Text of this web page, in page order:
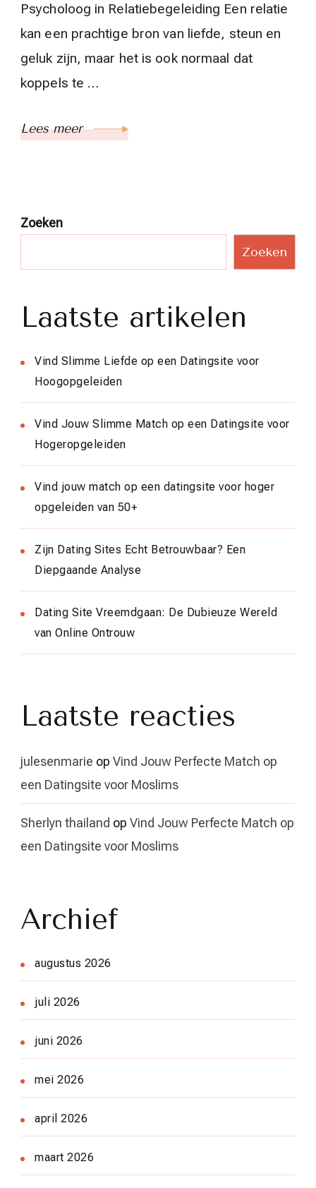
Psycholoog in Relatiebegeleiding Een relatie
kan een prachtige bron van liefde, steun en
geluk zijn, maar het is ook normaal dat
koppels te …
Lees meer
Zoeken
Zoeken
Laatste artikelen
Vind Slimme Liefde op een Datingsite voor
Hoogopgeleiden
Vind Jouw Slimme Match op een Datingsite voor
Hogeropgeleiden
Vind jouw match op een datingsite voor hoger
opgeleiden van 50+
Zijn Dating Sites Echt Betrouwbaar? Een
Diepgaande Analyse
Dating Site Vreemdgaan: De Dubieuze Wereld
van Online Ontrouw
Laatste reacties
julesenmarie op Vind Jouw Perfecte Match op
een Datingsite voor Moslims
Sherlyn thailand op Vind Jouw Perfecte Match op
een Datingsite voor Moslims
Archief
augustus 2026
juli 2026
juni 2026
mei 2026
april 2026
maart 2026